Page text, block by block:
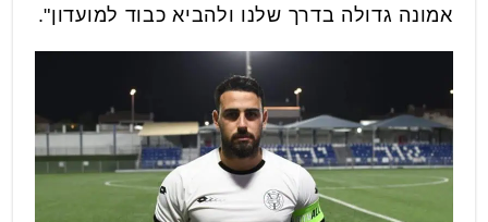
אמונה גדולה בדרך שלנו ולהביא כבוד למועדון".